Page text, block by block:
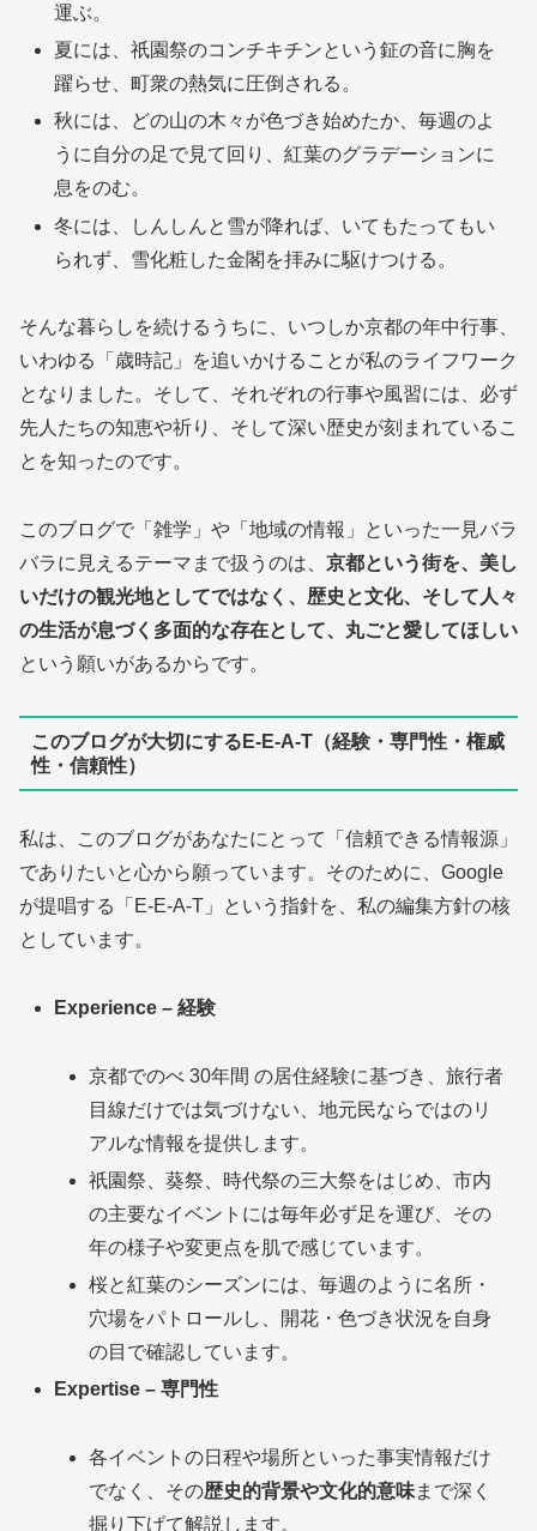
運ぶ。
夏には、祇園祭のコンチキチンという鉦の音に胸を
躍らせ、町衆の熱気に圧倒される。
秋には、どの山の木々が色づき始めたか、毎週のよ
うに自分の足で見て回り、紅葉のグラデーションに
息をのむ。
冬には、しんしんと雪が降れば、いてもたってもい
られず、雪化粧した金閣を拝みに駆けつける。
そんな暮らしを続けるうちに、いつしか京都の年中行事、
いわゆる「歳時記」を追いかけることが私のライフワーク
となりました。そして、それぞれの行事や風習には、必ず
先人たちの知恵や祈り、そして深い歴史が刻まれているこ
とを知ったのです。
このブログで「雑学」や「地域の情報」といった一見バラ
バラに見えるテーマまで扱うのは、 京都という街を、美し
いだけの観光地としてではなく、歴史と文化、そして人々
の生活が息づく多面的な存在として、丸ごと愛してほしい
という願いがあるからです。
このブログが大切にするE-E-A-T（経験・専門性・権威
性・信頼性）
私は、このブログがあなたにとって「信頼できる情報源」
でありたいと心から願っています。そのために、Google
が提唱する「E-E-A-T」という指針を、私の編集方針の核
としています。
Experience – 経験
京都でのべ 30年間 の居住経験に基づき、旅行者
目線だけでは気づけない、地元民ならではのリ
アルな情報を提供します。
祇園祭、葵祭、時代祭の三大祭をはじめ、市内
の主要なイベントには毎年必ず足を運び、その
年の様子や変更点を肌で感じています。
桜と紅葉のシーズンには、毎週のように名所・
穴場をパトロールし、開花・色づき状況を自身
の目で確認しています。
Expertise – 専門性
各イベントの日程や場所といった事実情報だけ
でなく、その歴史的背景や文化的意味まで深く
掘り下げて解説します。